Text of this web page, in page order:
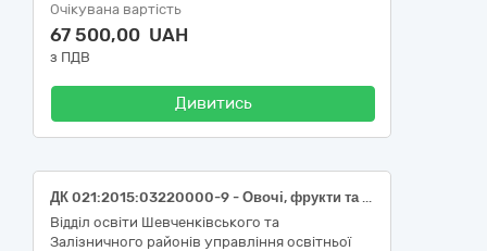
Очікувана вартість
67 500,00 UAH
з ПДВ
Дивитись
ДК 021:2015:03220000-9 - Овочі, фрукти та горіхи (буряк столовий молодий, з обрізаною зеленню, першого товарного сорту; капуста білоголова свіжа, ранньостигла, ДСТУ 7037; морква молода свіжа, з обрізаною зеленню; цибуля ріпчаста свіжа, рання, першого товарного сорту, від 4 см, ДСТУ 3234) для закладів дошкільної освіти Шевченківського району м.Львова
Відділ освіти Шевченківського та
Залізничного районів управління освітньої